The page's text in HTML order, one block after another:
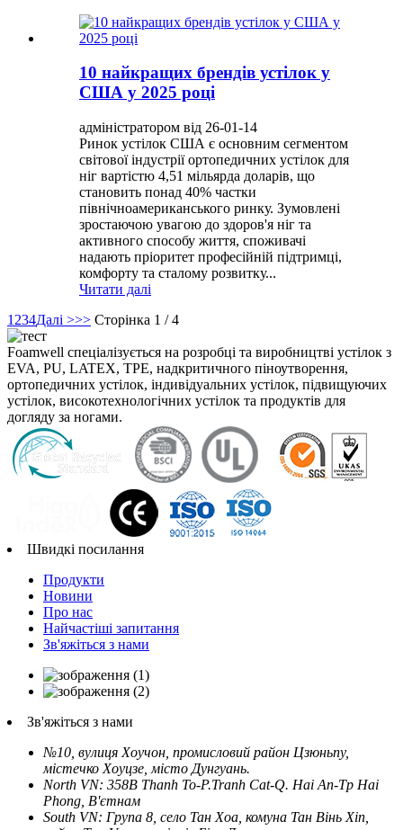
10 найкращих брендів устілок у
США у 2025 році
адміністратором від 26-01-14
Ринок устілок США є основним сегментом
світової індустрії ортопедичних устілок для
ніг вартістю 4,51 мільярда доларів, що
становить понад 40% частки
північноамериканського ринку. Зумовлені
зростаючою увагою до здоров'я ніг та
активного способу життя, споживачі
надають пріоритет професійній підтримці,
комфорту та сталому розвитку...
Читати далі
1 234Далі >>> Сторінка 1 / 4
Foamwell спеціалізується на розробці та виробництві устілок з
EVA, PU, ​​LATEX, TPE, надкритичного піноутворення,
ортопедичних устілок, індивідуальних устілок, підвищуючих
устілок, високотехнологічних устілок та продуктів для
догляду за ногами.
Швидкі посилання
Продукти
Новини
Про нас
Найчастіші запитання
Зв'яжіться з нами
Зв'яжіться з нами
№10, вулиця Хоучон, промисловий район Цзюньпу,
містечко Хоуцзе, місто Дунгуань.
North VN: 358B Thanh To-P.Tranh Cat-Q. Hai An-Tp Hai
Phong, В'єтнам
South VN: Група 8, село Тан Хоа, комуна Тан Вінь Хіп,